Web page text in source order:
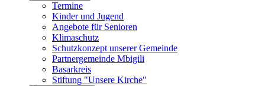
Termine
Kinder und Jugend
Angebote für Senioren
Klimaschutz
Schutzkonzept unserer Gemeinde
Partnergemeinde Mbigili
Basarkreis
Stiftung "Unsere Kirche"